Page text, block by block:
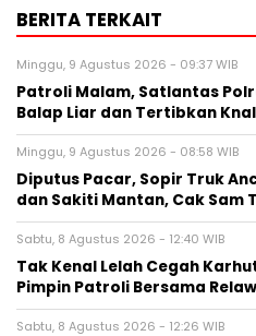
BERITA TERKAIT
Minggu, 9 Agustus 2026 - 09:37 WIB
Patroli Malam, Satlantas
Balap Liar dan Tertibkan
Minggu, 9 Agustus 2026 - 08:58 WIB
Diputus Pacar, Sopir Truk
dan Sakiti Mantan, Cak Sam
Sabtu, 8 Agustus 2026 - 12:40 WIB
Tak Kenal Lelah Cegah
Pimpin Patroli Bersama
Sabtu, 8 Agustus 2026 - 12:26 WIB